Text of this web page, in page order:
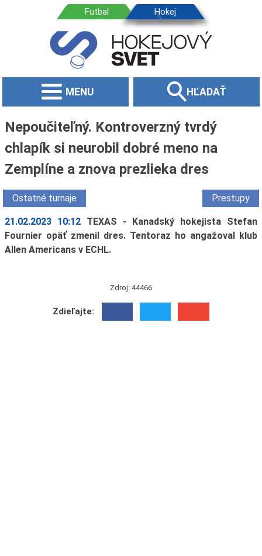
MENU HĽADAŤ
Nepoučiteľný. Kontroverzný tvrdý
chlapík si neurobil dobré meno na
Zemplíne a znova prezlieka dres
Ostatné turnaje Prestupy
21.02.2023 10:12 TEXAS - Kanadský hokejista Stefan
Fournier opäť zmenil dres. Tentoraz ho angažoval klub
Allen Americans v ECHL.
Zdroj: 44466
Zdieľajte: